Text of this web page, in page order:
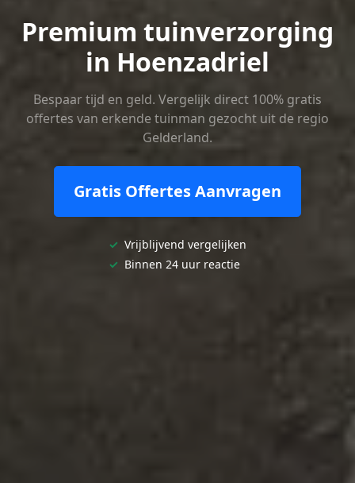
Premium tuinverzorging
in Hoenzadriel
Bespaar tijd en geld. Vergelijk direct 100% gratis
offertes van erkende tuinman gezocht uit de regio
Gelderland.
Gratis Offertes Aanvragen
✓ Vrijblijvend vergelijken
✓ Binnen 24 uur reactie